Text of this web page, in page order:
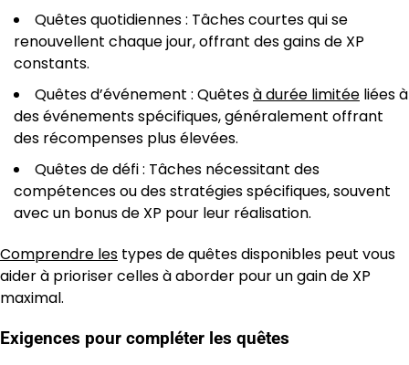
Quêtes quotidiennes : Tâches courtes qui se
renouvellent chaque jour, offrant des gains de XP
constants.
Quêtes d’événement : Quêtesà durée limitée liées à
des événements spécifiques, généralement offrant
des récompenses plus élevées.
Quêtes de défi : Tâches nécessitant des
compétences ou des stratégies spécifiques, souvent
avec un bonus de XP pour leur réalisation.
Comprendre les types de quêtes disponibles peut vous
aider à prioriser celles à aborder pour un gain de XP
maximal.
Exigences pour compléter les quêtes